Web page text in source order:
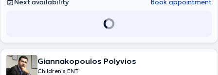
Next availability
Book appointment
Giannakopoulos Polyvios
Children's ENT